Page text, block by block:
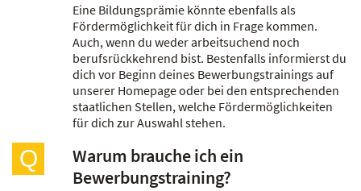
Eine Bildungsprämie könnte ebenfalls als
Fördermöglichkeit für dich in Frage kommen.
Auch, wenn du weder arbeitsuchend noch
berufsrückkehrend bist. Bestenfalls informierst du
dich vor Beginn deines Bewerbungstrainings auf
unserer Homepage oder bei den entsprechenden
staatlichen Stellen, welche Fördermöglichkeiten
für dich zur Auswahl stehen.
Q
Warum brauche ich ein
Bewerbungstraining?